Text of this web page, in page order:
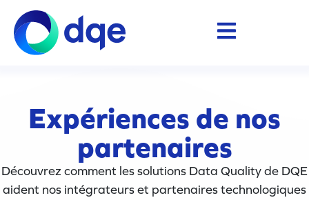
Expériences de nos
partenaires
Découvrez comment les solutions Data Quality de DQE
aident nos intégrateurs et partenaires technologiques